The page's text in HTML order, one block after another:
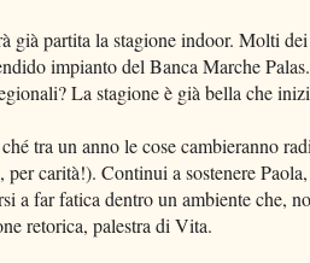
già partita la stagione indoor. Molti
impianto del Banca Marche
La stagione è già bella che
tra un anno le cose cambieranno
per carità!). Continui a sostenere
a far fatica dentro un ambiente che,
retorica, palestra di Vita.